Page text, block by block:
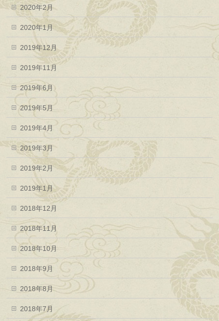
2020年2月
2020年1月
2019年12月
2019年11月
2019年6月
2019年5月
2019年4月
2019年3月
2019年2月
2019年1月
2018年12月
2018年11月
2018年10月
2018年9月
2018年8月
2018年7月